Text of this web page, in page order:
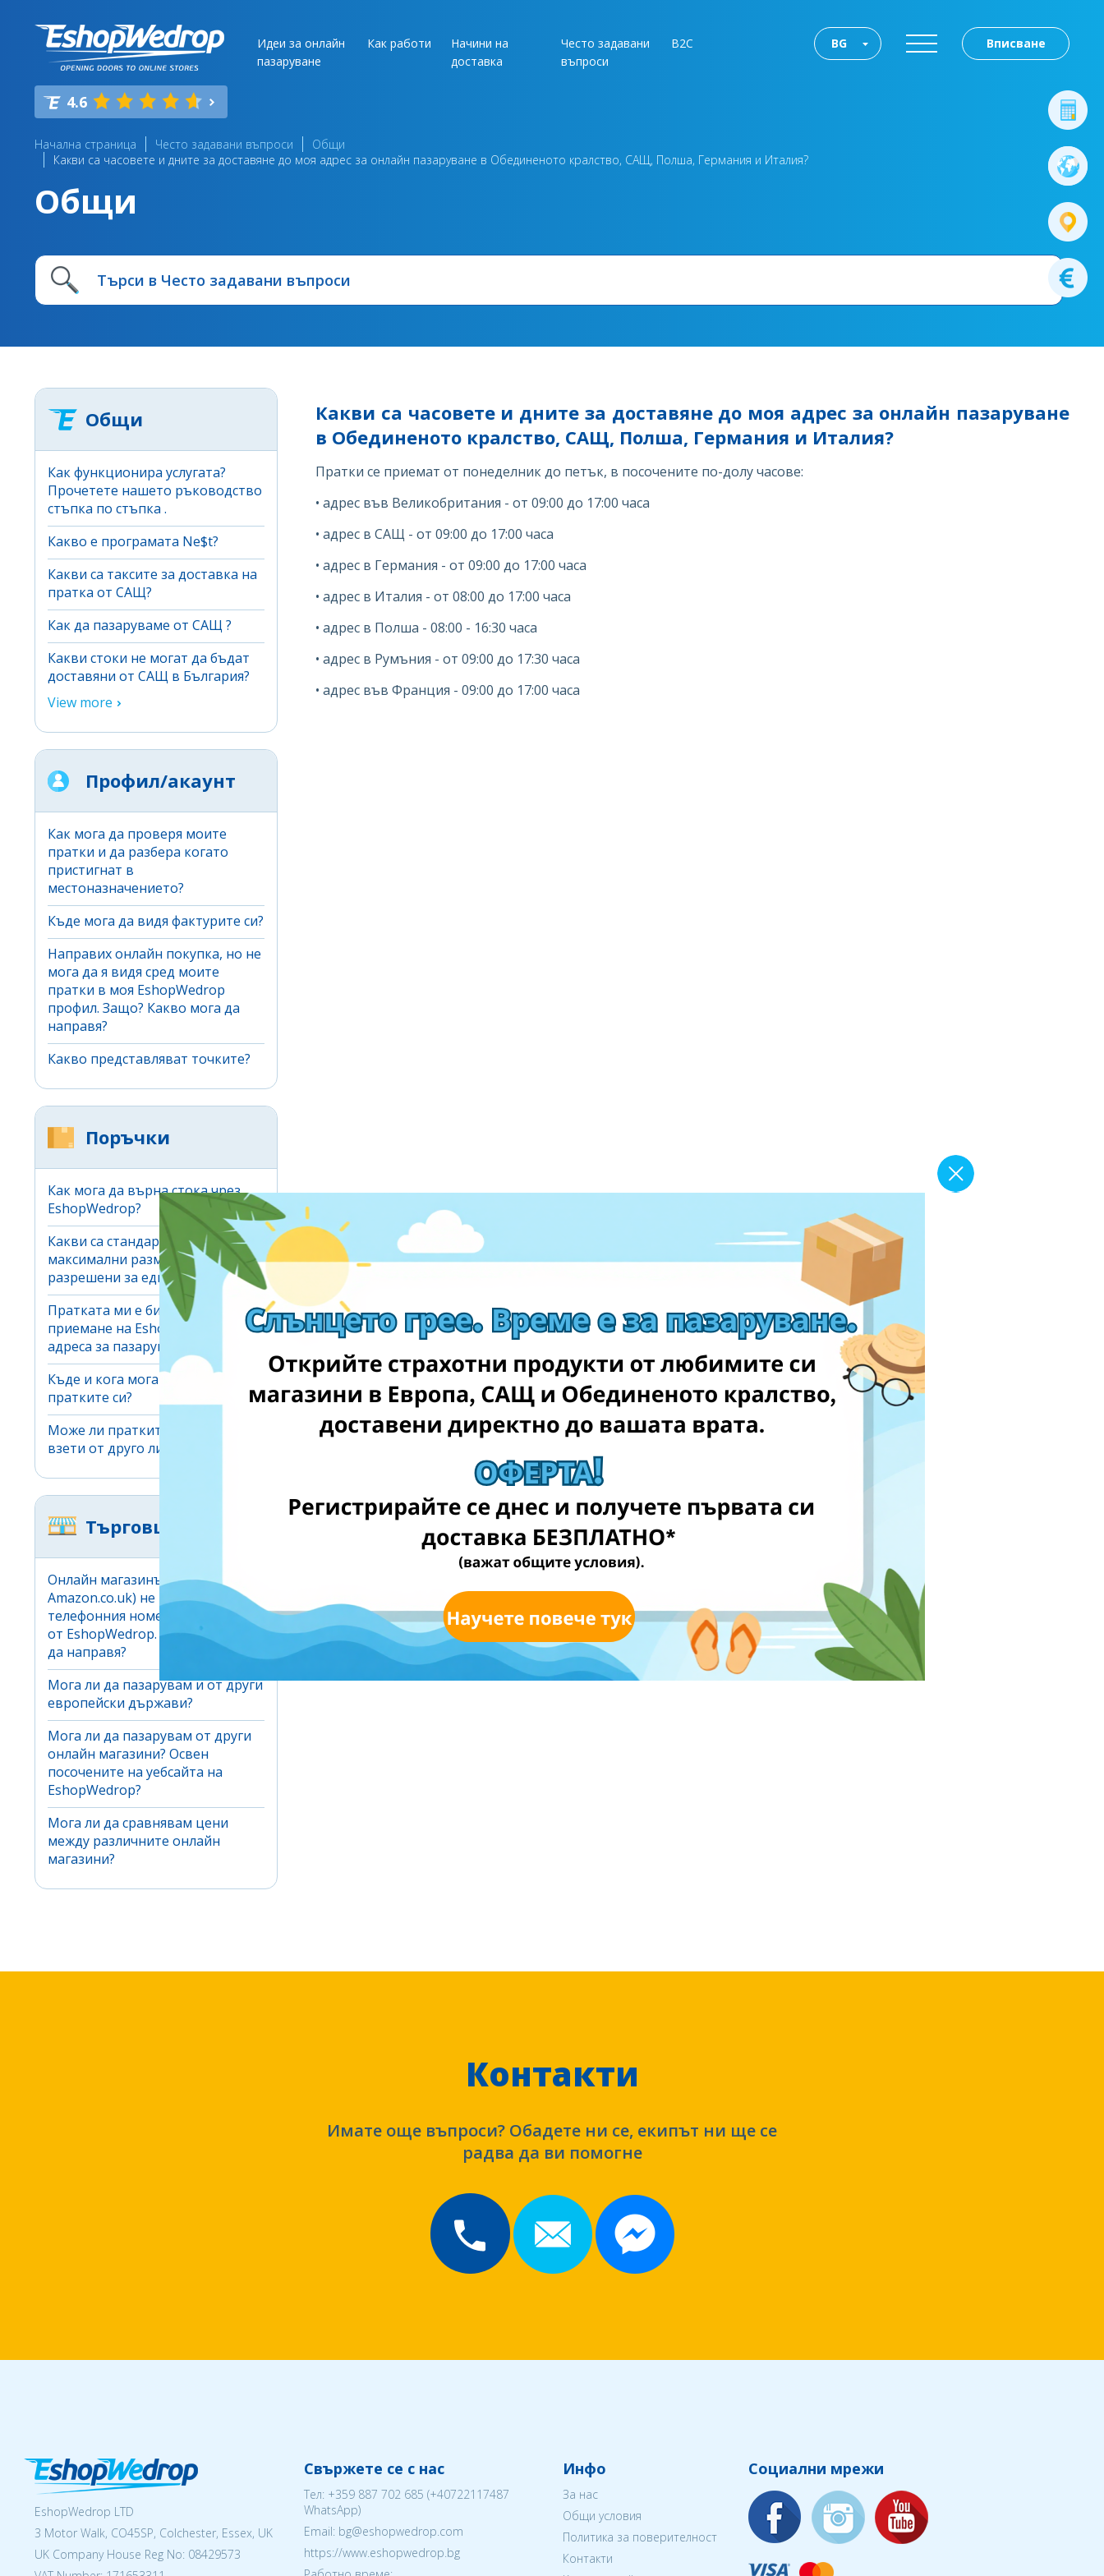
Идеи за онлайн
пазаруване
Как работи
Начини на
доставка
Често задавани
въпроси
B2C Вписване
BG
4.6
Начална страница Често задавани въпроси
Общи
Какви са часовете и дните за доставяне до моя адрес за онлайн пазаруване в Обединеното кралство, САЩ, Полша, Германия и Италия?
Общи
Какви са часовете и дните за доставяне до моя адрес за онлайн пазаруване
в Обединеното кралство, САЩ, Полша, Германия и Италия?
Пратки се приемат от понеделник до петък, в посочените по-долу часове:
• адрес във Великобритания - от 09:00 до 17:00 часа
• адрес в САЩ - от 09:00 до 17:00 часа
• адрес в Германия - от 09:00 до 17:00 часа
• адрес в Италия - от 08:00 до 17:00 часа
• адрес в Полша - 08:00 - 16:30 часа
• адрес в Румъния - от 09:00 до 17:30 часа
• адрес във Франция - 09:00 до 17:00 часа
Общи
Как функционира услугата?
Прочетете нашето ръководство
стъпка по стъпка .
Какво е програмата Ne$t?
Какви са таксите за доставка на
пратка от САЩ?
Как да пазаруваме от САЩ ?
Какви стоки не могат да бъдат
доставяни от САЩ в България?
View more
Профил/акаунт
Как мога да проверя моите
пратки и да разбера когато
пристигнат в
местоназначението?
Къде мога да видя фактурите си?
Направих онлайн покупка, но не
мога да я видя сред моите
пратки в моя EshopWedrop
профил. Защо? Какво мога да
направя?
Какво представляват точките?
Поръчки
Как мога да върна стока чрез
EshopWedrop?
Какви са стандартните
максимални размери,
разрешени за една пратка?
Пратката ми е била отказана за
приемане на EshopWedrop
адреса за пазаруване. Защо?
Къде и кога мога да получа
пратките си?
Може ли пратките ми да бъдат
взети от друго лице?
Търговци
Онлайн магазинът (Ebay.co.uk,
Amazon.co.uk) не приема
телефонния номер, предоставен
от EshopWedrop. Какво трябва
да направя?
Мога ли да пазарувам и от други
европейски държави?
Мога ли да пазарувам от други
онлайн магазини? Освен
посочените на уебсайта на
EshopWedrop?
Мога ли да сравнявам цени
между различните онлайн
магазини?
Контакти
Имате още въпроси? Обадете ни се, екипът ни ще се
радва да ви помогне
EshopWedrop LTD
3 Motor Walk, CO45SP, Colchester, Essex, UK
UK Company House Reg No: 08429573
Свържете се с нас
Тел: +359 887 702 685 (+40722117487
WhatsApp)
Email: bg@eshopwedrop.com
https://www.eshopwedrop.bg
Инфо
За нас
Общи условия
Политика за поверителност
Контакти
Социални мрежи